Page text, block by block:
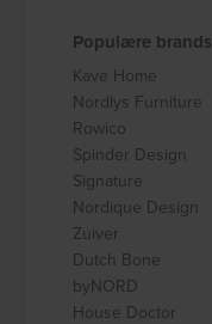
Populære brands
Kave Home
Nordlys Furniture
Rowico
Spinder Design
Signature
Nordique Design
Zuiver
Dutch Bone
byNORD
House Doctor